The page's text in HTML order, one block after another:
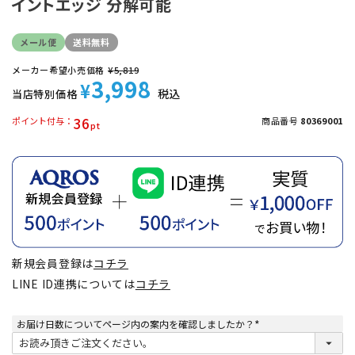
メール便 送料無料
メーカー希望小売価格 ¥5,819
当店特別価格 ¥3,998 税込
36
ポイント付与 商品番号 80369001
新規会員登録はコチラ
LINE ID連携についてはコチラ
お届け日数についてページ内の案内を確認しましたか？
(